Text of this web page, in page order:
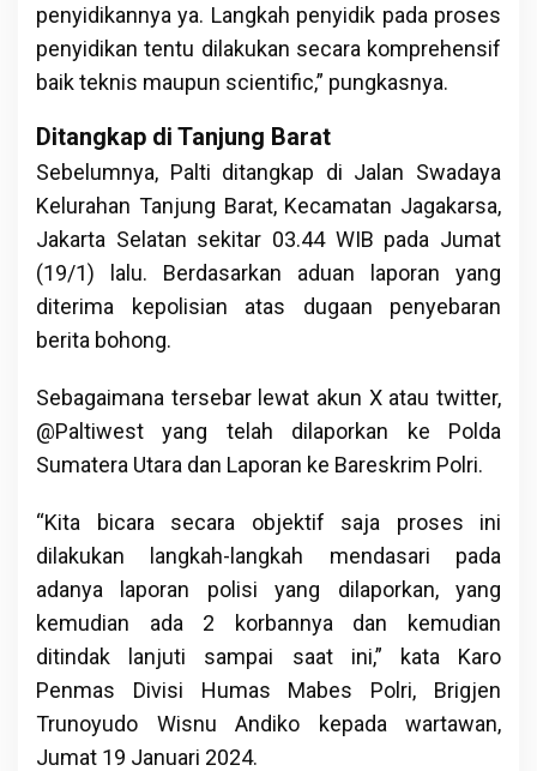
penyidikannya ya. Langkah penyidik pada proses
penyidikan tentu dilakukan secara komprehensif
baik teknis maupun scientific,” pungkasnya.
Ditangkap di Tanjung Barat
Sebelumnya, Palti ditangkap di Jalan Swadaya
Kelurahan Tanjung Barat, Kecamatan Jagakarsa,
Jakarta Selatan sekitar 03.44 WIB pada Jumat
(19/1) lalu. Berdasarkan aduan laporan yang
diterima kepolisian atas dugaan penyebaran
berita bohong.
Sebagaimana tersebar lewat akun X atau twitter,
@Paltiwest yang telah dilaporkan ke Polda
Sumatera Utara dan Laporan ke Bareskrim Polri.
“Kita bicara secara objektif saja proses ini
dilakukan langkah-langkah mendasari pada
adanya laporan polisi yang dilaporkan, yang
kemudian ada 2 korbannya dan kemudian
ditindak lanjuti sampai saat ini,” kata Karo
Penmas Divisi Humas Mabes Polri, Brigjen
Trunoyudo Wisnu Andiko kepada wartawan,
Jumat 19 Januari 2024.